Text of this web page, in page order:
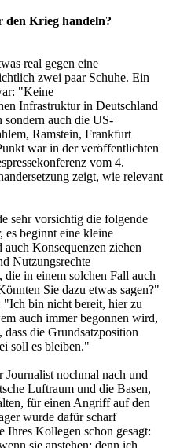
den Krieg handeln?
real gegen eine
zwei paar Schuhe. Ein
"Keine
Infrastruktur in Deutschland
sondern auch die US-
Ramstein, Frankfurt
war in der veröffentlichten
vom 4.
zeigt, wie relevant
sehr vorsichtig die folgende
es beginnt eine kleine
Konsequenzen ziehen
Nutzungsrechte
in einem solchen Fall auch
Sie dazu etwas sagen?"
"Ich bin nicht bereit, hier zu
auch immer begonnen wird,
die Grundsatzposition
soll es bleiben."
nochmal nach und
Luftraum und die Basen,
für einen Angriff auf den
wurde dafür scharf
Ihres Kollegen schon gesagt:
sie anstehen; denn ich